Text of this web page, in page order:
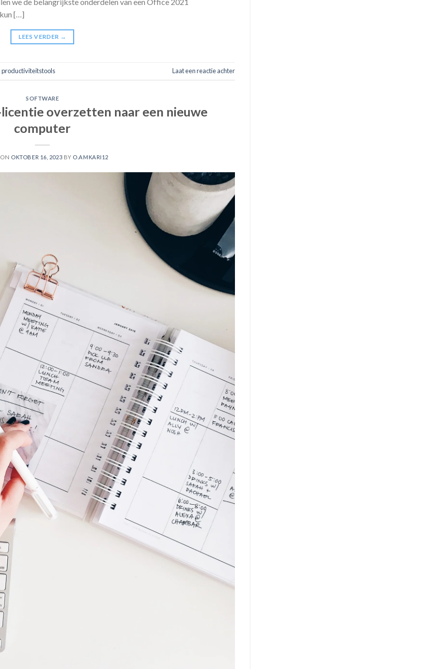
[…]
LEES VERDER →
productiviteitstools Laat een reactie achter
SOFTWARE
overzetten naar een nieuwe
computer
OKTOBER 16, 2023 BY O.AMKARI12